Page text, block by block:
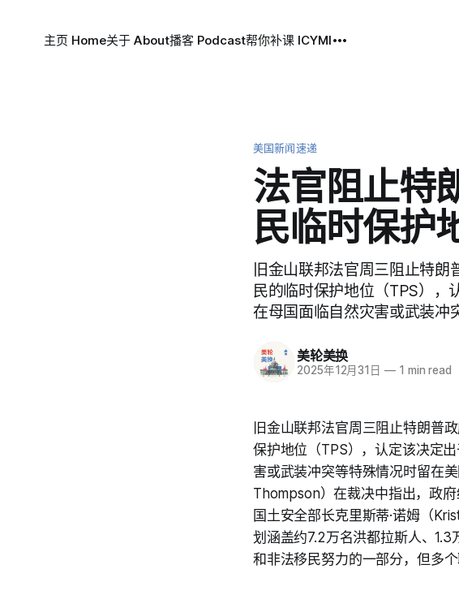
主页 Home关于 About播客 Podcast帮你补课 ICYMI
美国新闻速递
法官阻止特
民临时保护
旧金山联邦法官周三阻止特
民的临时保护地位（TPS），
在母国面临自然灾害或武装冲
美轮美换
2025年12月31日 —1 min read
旧金山联邦法官周三阻止特朗普
保护地位（TPS），认定该决定
害或武装冲突等特殊情况时留在
Thompson）在裁决中指出，政
国土安全部长克里斯蒂·诺姆（
划涵盖约7.2万名洪都拉斯人、
和非法移民努力的一部分，但多